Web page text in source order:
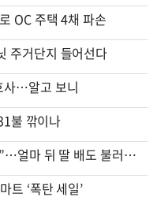
OC 주택 4채 파손
주거단지 들어선다
사…알고 보니
불 깎이나
엄마 성폭행한 “사람 좋은 장씨”…얼마 뒤 딸 배도 불러왔다
‘폭탄 세일’